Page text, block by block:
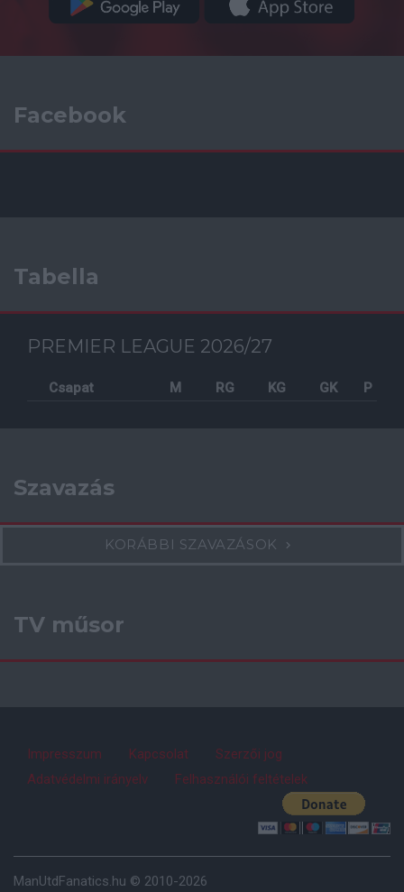
Facebook
Tabella
PREMIER LEAGUE 2026/27
Csapat M RG KG GK P
Szavazás
KORÁBBI SZAVAZÁSOK
TV műsor
Impresszum Kapcsolat
Szerzői jog
Adatvédelmi irányelv
Felhasználói feltételek
ManUtdFanatics.hu © 2010-2026